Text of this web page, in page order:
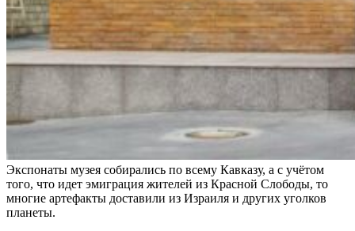
Экспонаты музея собирались по всему Кавказу, а с учётом
того, что идет эмиграция жителей из Красной Слободы, то
многие артефакты доставили из Израиля и других уголков
планеты.